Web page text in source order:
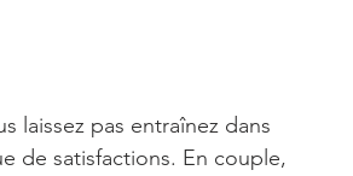
laissez pas entraînez dans
de satisfactions. En couple,